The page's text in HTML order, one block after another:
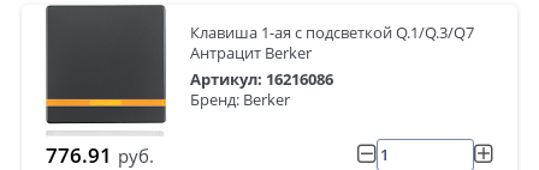
Клавиша 1-ая с подсветкой Q.1/Q.3/Q7
Антрацит Berker
Артикул: 16216086
Бренд: Berker
776.91 руб.